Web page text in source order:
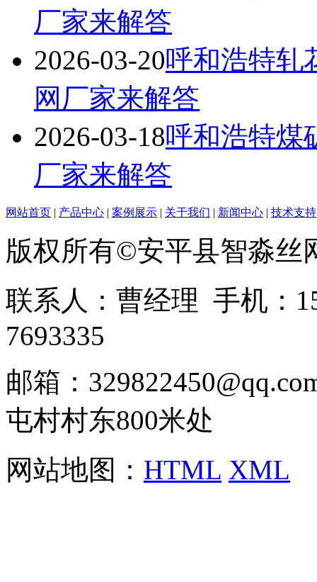
厂家来解答
2026-03-20呼和浩特轧
网厂家来解答
2026-03-18呼和浩特煤
厂家来解答
网站首页 | 产品中心 | 案例展示 | 关于我们 | 新闻中心 | 技术支持
版权所有©安平县智淼丝
联系人：曹经理 手机：
7693335
邮箱：
屯村村东800米处
网站地图： HTML XML